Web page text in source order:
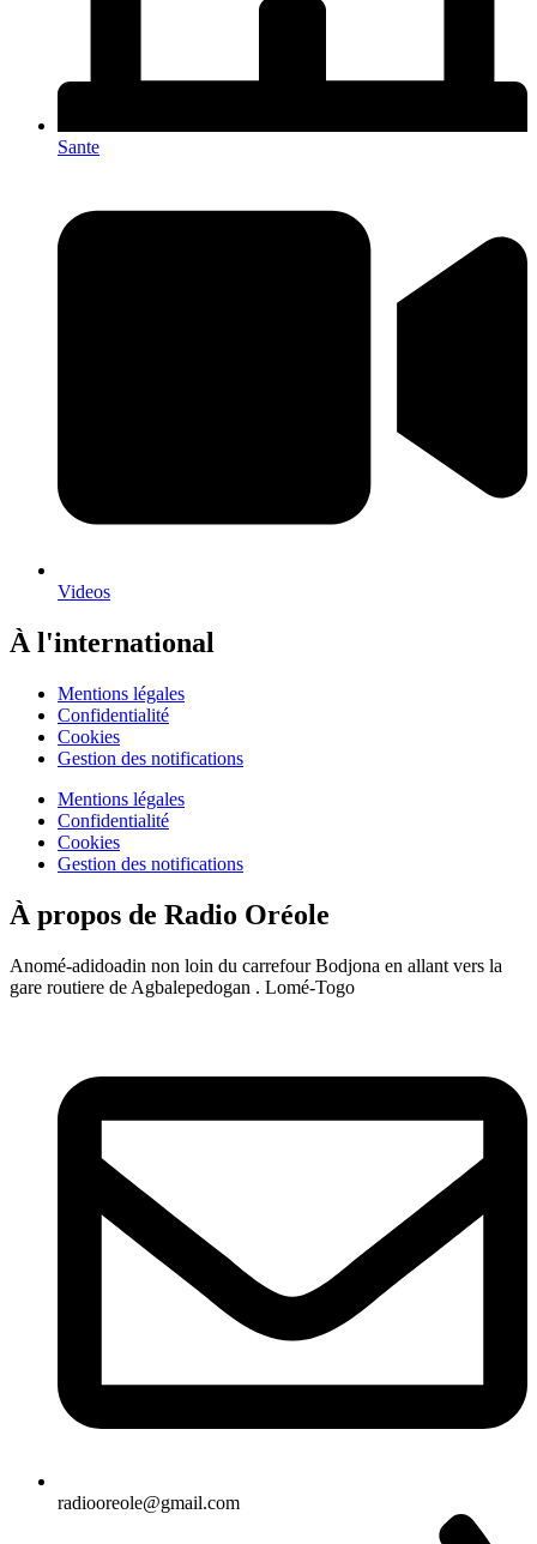
Sante
Videos
À l'international
Mentions légales
Confidentialité
Cookies
Gestion des notifications
Mentions légales
Confidentialité
Cookies
Gestion des notifications
À propos de Radio Oréole
Anomé-adidoadin non loin du carrefour Bodjona en allant vers la
gare routiere de Agbalepedogan . Lomé-Togo
radiooreole@gmail.com